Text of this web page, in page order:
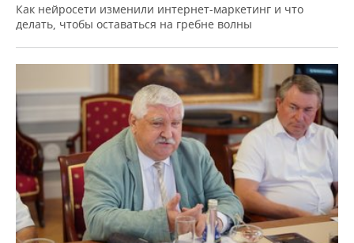
Как нейросети изменили интернет-маркетинг и что
делать, чтобы оставаться на гребне волны